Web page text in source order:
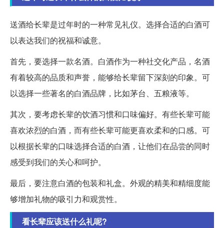
送酒给长辈是过年时的一种常见礼仪。选择合适的白酒可
以表达我们的祝福和诚意。
首先，要选择一款名酒。白酒作为一种社交化产品，名酒
有着较高的品质和声誉，能够给长辈留下深刻的印象。可
以选择一些著名的白酒品牌，比如茅台、五粮液等。
其次，要考虑长辈的饮酒习惯和口味偏好。有些长辈可能
喜欢浓烈的白酒，而有些长辈可能更喜欢柔和的口感。可
以根据长辈的口味选择合适的白酒，让他们在品尝的同时
感受到我们的关心和呵护。
最后，要注意白酒的包装和礼盒。外观的精美和精细度能
够增加礼物的吸引力和观赏性。
看长辈应该送什么礼呢?